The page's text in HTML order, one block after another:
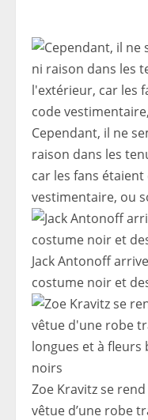
Cependant, il ne
raison dans les
car les fans
vestimentaire, ou
Jack Antonoff
costume noir et
Zoe Kravitz se
vêtue d’une robe